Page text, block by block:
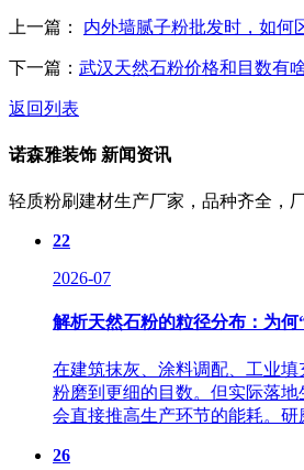
上一篇： 内外墙腻子粉批发时，如何
下一篇： 武汉天然石粉价格和目数有
返回列表
诺森雅装饰 新闻资讯
轻质粉刷建材生产厂家，品种齐全，
22
2026-07
解析天然石粉的粒径分布：为何
在建筑抹灰、涂料调配、工业
粉磨到更细的目数。但实际落
会直接推高生产环节的能耗。
26